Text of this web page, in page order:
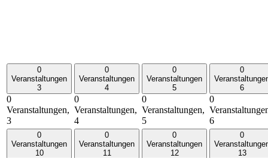
0
Veranstaltungen
3
0
Veranstaltungen,
3
0
Veranstaltungen
4
0
Veranstaltungen,
4
0
Veranstaltungen
5
0
Veranstaltungen,
5
0
6
0
6
0
Veranstaltungen
10
0
Veranstaltungen
11
0
Veranstaltungen
12
0
13